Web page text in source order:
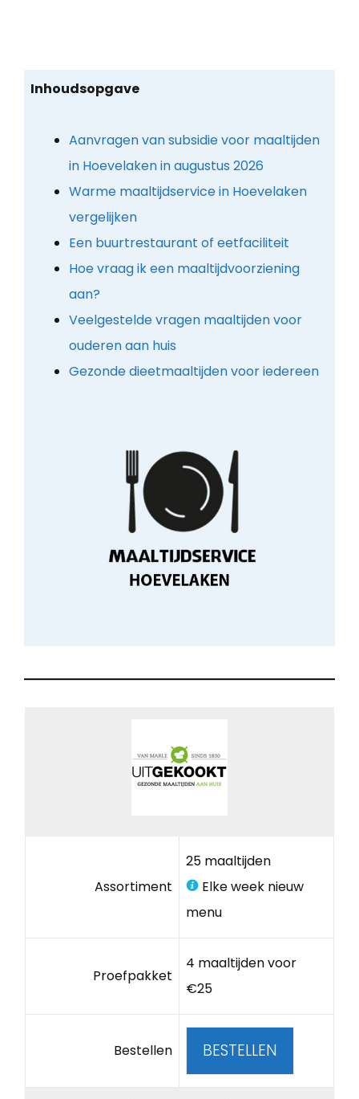
Inhoudsopgave
Aanvragen van subsidie voor maaltijden
in Hoevelaken in augustus 2026
Warme maaltijdservice in Hoevelaken
vergelijken
Een buurtrestaurant of eetfaciliteit
Hoe vraag ik een maaltijdvoorziening
aan?
Veelgestelde vragen maaltijden voor
ouderen aan huis
Gezonde dieetmaaltijden voor iedereen
Assortiment
25 maaltijden
Elke week nieuw
menu
Proefpakket
4 maaltijden voor
€25
Bestellen BESTELLEN